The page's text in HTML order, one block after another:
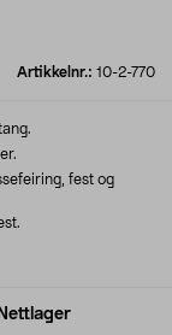
Artikkelnr.: 10-2-770
Nettlager
fest og